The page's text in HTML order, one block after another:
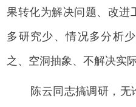
果转化为解决问题、改进
多研究少、情况多分析
之、空洞抽象、不解决实际
陈云同志搞调研，无